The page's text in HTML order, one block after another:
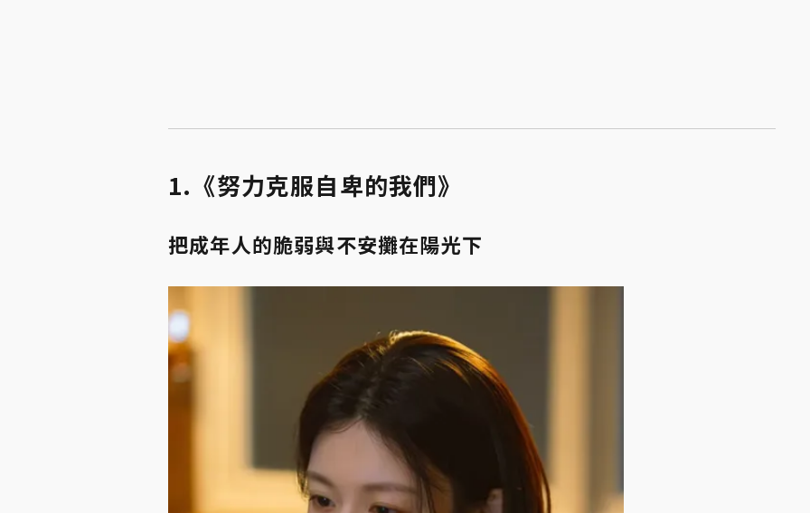
1.《努力克服自卑的我們》
把成年人的脆弱與不安攤在陽光下